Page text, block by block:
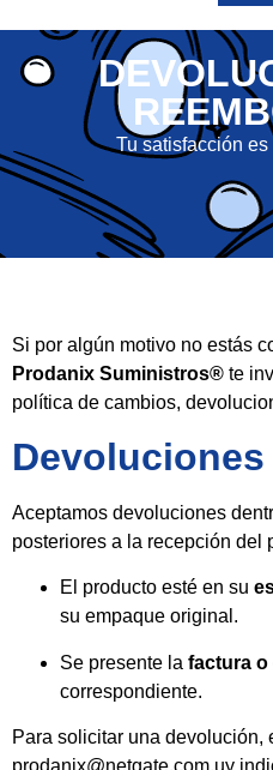
Tu satisfacción
Si por algún motivo no estás
Prodanix Suministros® te
política de cambios,
Devoluciones
Aceptamos devoluciones
posteriores a la recepción del
El producto esté en su
su empaque original.
Se presente la factura o
correspondiente.
Para solicitar una devolución,